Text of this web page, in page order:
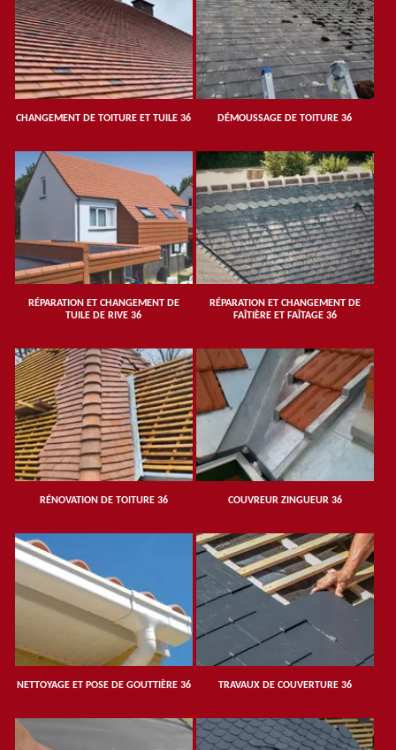
CHANGEMENT DE TOITURE ET TUILE 36 DÉMOUSSAGE DE TOITURE 36
RÉPARATION ET CHANGEMENT DE
TUILE DE RIVE 36
RÉPARATION ET CHANGEMENT DE
FAÎTIÈRE ET FAÎTAGE 36
RÉNOVATION DE TOITURE 36 COUVREUR ZINGUEUR 36
NETTOYAGE ET POSE DE GOUTTIÈRE 36 TRAVAUX DE COUVERTURE 36